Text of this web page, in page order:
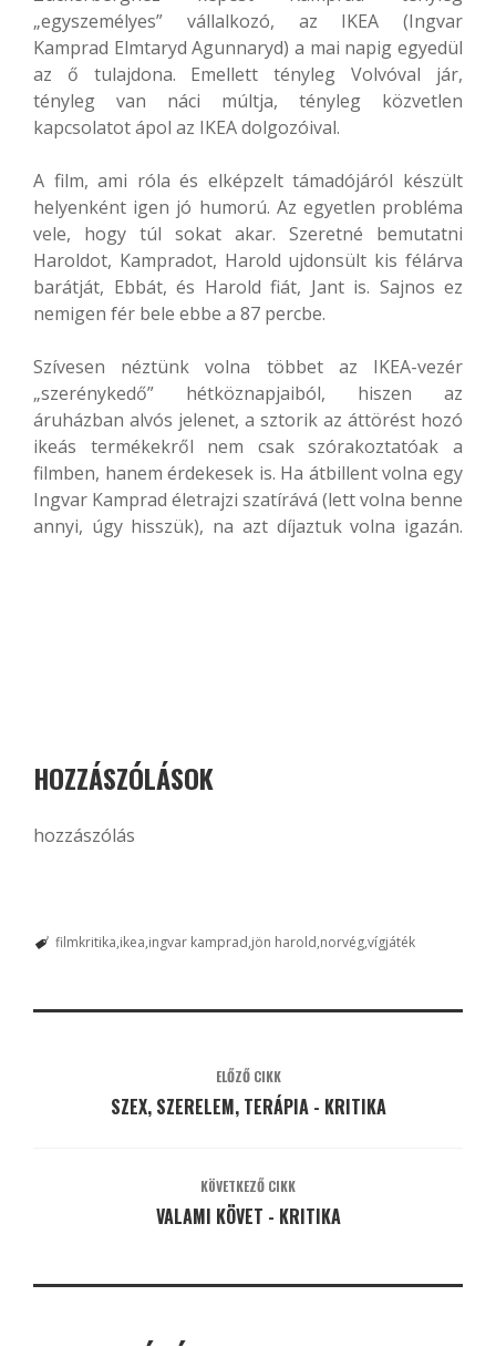
„egyszemélyes” vállalkozó, az IKEA (Ingvar
Kamprad Elmtaryd Agunnaryd) a mai napig egyedül
az ő tulajdona. Emellett tényleg Volvóval jár,
tényleg van náci múltja, tényleg közvetlen
kapcsolatot ápol az IKEA dolgozóival.
A film, ami róla és elképzelt támadójáról készült
helyenként igen jó humorú. Az egyetlen probléma
vele, hogy túl sokat akar. Szeretné bemutatni
Haroldot, Kampradot, Harold ujdonsült kis félárva
barátját, Ebbát, és Harold fiát, Jant is. Sajnos ez
nemigen fér bele ebbe a 87 percbe.
Szívesen néztünk volna többet az IKEA-vezér
„szerénykedő” hétköznapjaiból, hiszen az
áruházban alvós jelenet, a sztorik az áttörést hozó
ikeás termékekről nem csak szórakoztatóak a
filmben, hanem érdekesek is. Ha átbillent volna egy
Ingvar Kamprad életrajzi szatírává (lett volna benne
annyi, úgy hisszük), na azt díjaztuk volna igazán.
HOZZÁSZÓLÁSOK
hozzászólás
filmkritika ikea ingvar kamprad jön harold norvégvígjáték
ELŐZŐ CIKK
SZEX, SZERELEM, TERÁPIA - KRITIKA
KÖVETKEZŐ CIKK
VALAMI KÖVET - KRITIKA